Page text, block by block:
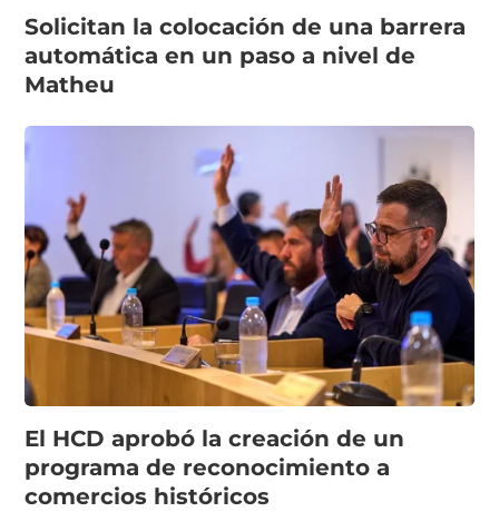
Solicitan la colocación de una barrera
automática en un paso a nivel de
Matheu
El HCD aprobó la creación de un
programa de reconocimiento a
comercios históricos